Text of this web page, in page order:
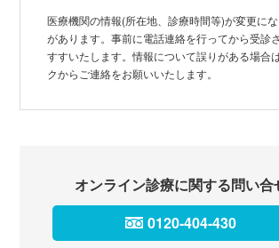
医療機関の情報(所在地、診療時間等)が変更に
があります。事前に電話連絡を行ってから受診
すすいたします。情報について誤りがある場合
クからご連絡をお願いいたします。
オンライン診療に関する問い合
0120-404-430